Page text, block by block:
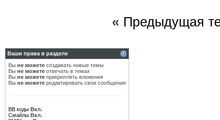
« Предыдущая
Ваши права в разделе
Вы не можете создавать новые темы
Вы не можете отвечать в темах
Вы не можете прикреплять вложения
Вы не можете редактировать свои сообщения
BB коды Вкл.
Смайлы Вкл.